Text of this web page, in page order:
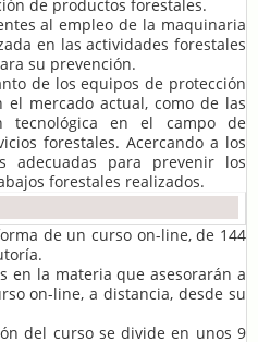
de productos forestales.
al empleo de la maquinaria
en las actividades forestales
su prevención.
de los equipos de protección
el mercado actual, como de las
tecnológica en el campo de
forestales. Acercando a los
adecuadas para prevenir los
forestales realizados.
de un curso on-line, de 144
en la materia que asesorarán a
on-line, a distancia, desde su
del curso se divide en unos 9